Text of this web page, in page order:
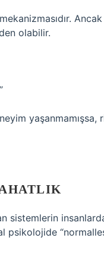
olabilir.
yaşanmamışsa,
sistemlerin